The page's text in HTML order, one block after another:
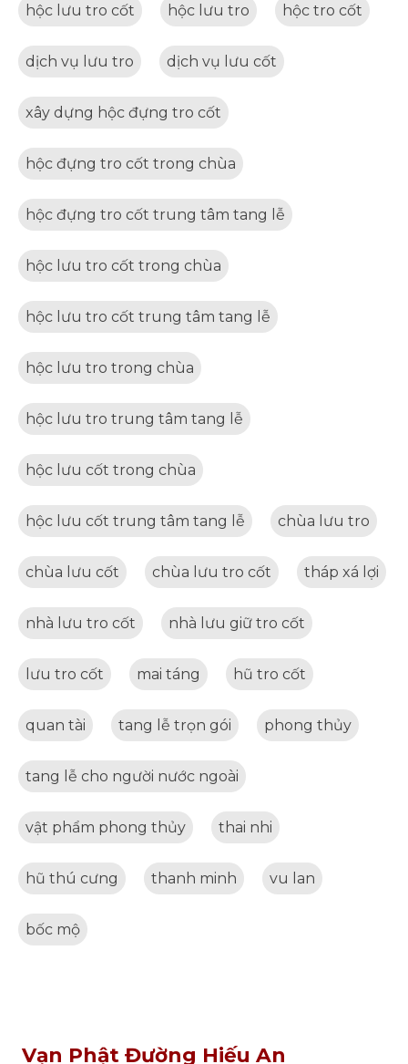
hộc lưu tro cốt hộc lưu tro hộc tro cốt
dịch vụ lưu tro dịch vụ lưu cốt
xây dựng hộc đựng tro cốt
hộc đựng tro cốt trong chùa
hộc đựng tro cốt trung tâm tang lễ
hộc lưu tro cốt trong chùa
hộc lưu tro cốt trung tâm tang lễ
hộc lưu tro trong chùa
hộc lưu tro trung tâm tang lễ
hộc lưu cốt trong chùa
hộc lưu cốt trung tâm tang lễ chùa lưu tro
chùa lưu cốt chùa lưu tro cốt tháp xá lợi
nhà lưu tro cốt nhà lưu giữ tro cốt
lưu tro cốt mai táng hũ tro cốt
quan tài tang lễ trọn gói phong thủy
tang lễ cho người nước ngoài
vật phẩm phong thủy thai nhi
hũ thú cưng thanh minh vu lan
bốc mộ
Vạn Phật Đường Hiếu An